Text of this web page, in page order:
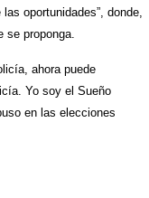
oportunidades”, donde,
se proponga.
ahora puede
Yo soy el Sueño
en las elecciones